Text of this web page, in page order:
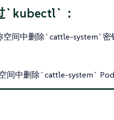
`kubectl`：
间中删除`cattle-system`密
中删除`cattle-system` Pod